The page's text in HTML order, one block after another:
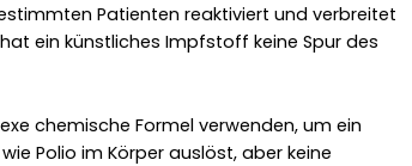
Patienten reaktiviert und verbreitet
ein künstliches Impfstoff keine Spur des
chemische Formel verwenden, um ein
Polio im Körper auslöst, aber keine